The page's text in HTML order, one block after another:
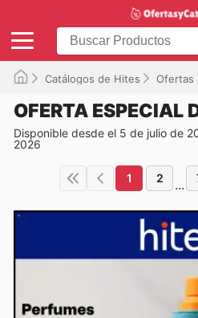
Catálogos de Hites Ofertas
OFERTA ESPECIAL
Disponible desde el 5 de julio de
2026
1 2 ...